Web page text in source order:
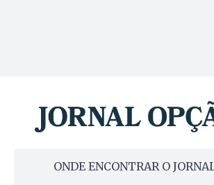
ONDE ENCONTRAR O